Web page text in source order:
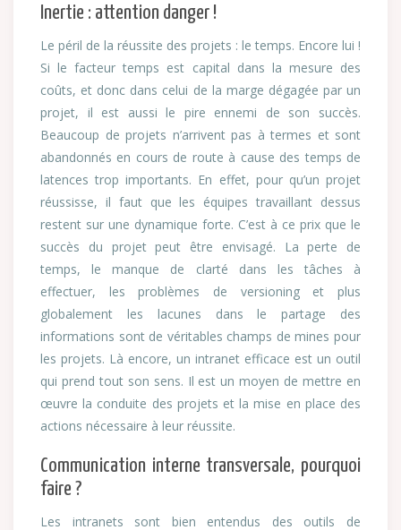
Inertie : attention danger !
Le péril de la réussite des projets : le temps. Encore lui !
Si le facteur temps est capital dans la mesure des
coûts, et donc dans celui de la marge dégagée par un
projet, il est aussi le pire ennemi de son succès.
Beaucoup de projets n’arrivent pas à termes et sont
abandonnés en cours de route à cause des temps de
latences trop importants. En effet, pour qu’un projet
réussisse, il faut que les équipes travaillant dessus
restent sur une dynamique forte. C’est à ce prix que le
succès du projet peut être envisagé. La perte de
temps, le manque de clarté dans les tâches à
effectuer, les problèmes de versioning et plus
globalement les lacunes dans le partage des
informations sont de véritables champs de mines pour
les projets. Là encore, un intranet efficace est un outil
qui prend tout son sens. Il est un moyen de mettre en
œuvre la conduite des projets et la mise en place des
actions nécessaire à leur réussite.
Communication interne transversale, pourquoi
faire ?
Les intranets sont bien entendus des outils de